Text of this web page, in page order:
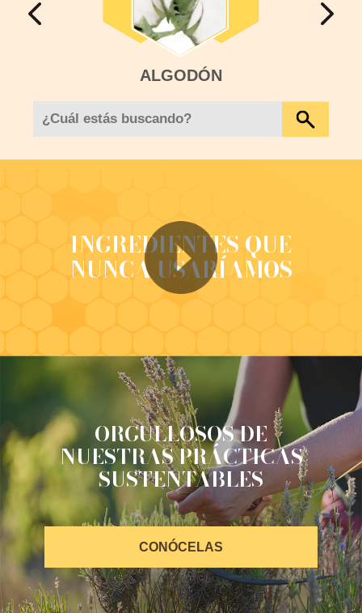
ALGODÓN
INGREDIENTES QUE
NUNCA USARÍAMOS
ORGULLOSOS DE
NUESTRAS PRÁCTICAS
SUSTENTABLES
CONÓCELAS